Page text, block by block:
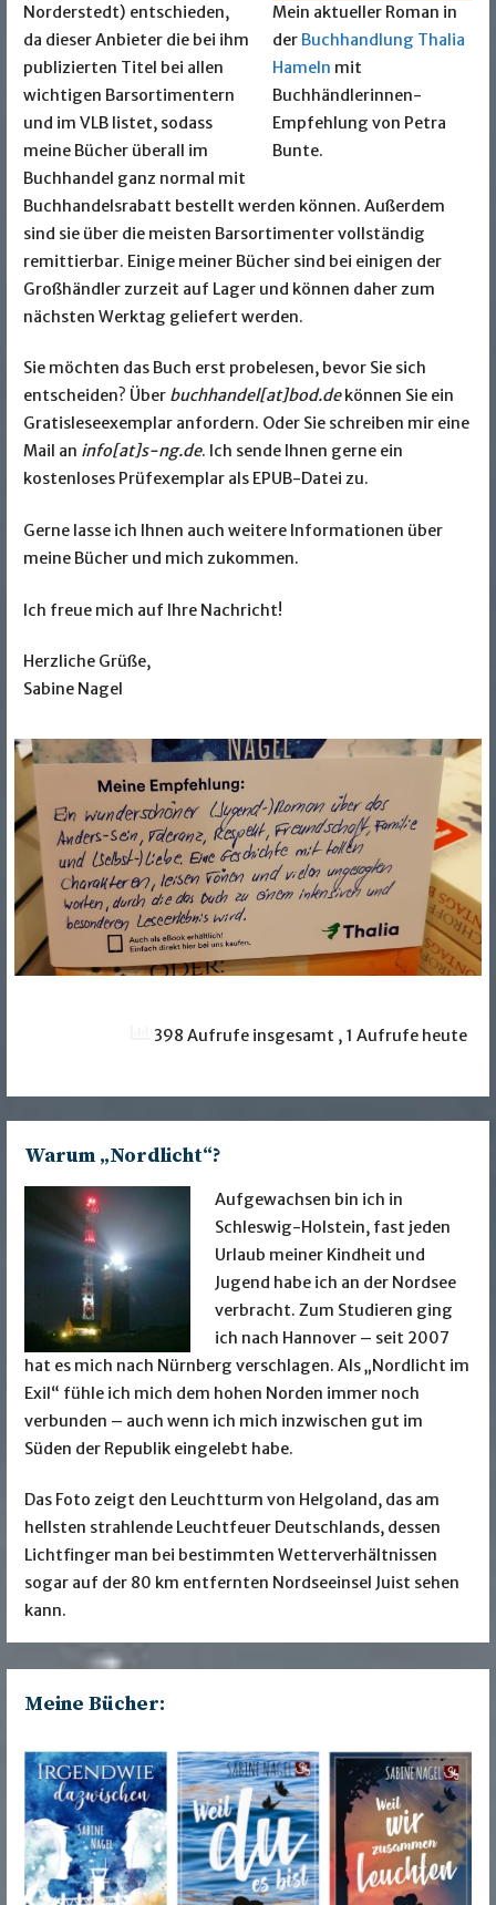
Mein aktueller Roman in
der Buchhandlung Thalia
Hameln mit
Buchhändlerinnen-
Empfehlung von Petra
Bunte.
Norderstedt) entschieden,
da dieser Anbieter die bei ihm
publizierten Titel bei allen
wichtigen Barsortimentern
und im VLB listet, sodass
meine Bücher überall im
Buchhandel ganz normal mit
Buchhandelsrabatt bestellt werden können. Außerdem
sind sie über die meisten Barsortimenter vollständig
remittierbar. Einige meiner Bücher sind bei einigen der
Großhändler zurzeit auf Lager und können daher zum
nächsten Werktag geliefert werden.
Sie möchten das Buch erst probelesen, bevor Sie sich
entscheiden? Über buchhandel[at]bod.dekönnen Sie ein
Gratisleseexemplar anfordern. Oder Sie schreiben mir eine
Mail an info[at]s-ng.de. Ich sende Ihnen gerne ein
kostenloses Prüfexemplar als EPUB-Datei zu.
Gerne lasse ich Ihnen auch weitere Informationen über
meine Bücher und mich zukommen.
Ich freue mich auf Ihre Nachricht!
Herzliche Grüße,
Sabine Nagel
398 Aufrufe insgesamt , 1 Aufrufe heute
Warum „Nordlicht“?
Aufgewachsen bin ich in
Schleswig-Holstein, fast jeden
Urlaub meiner Kindheit und
Jugend habe ich an der Nordsee
verbracht. Zum Studieren ging
ich nach Hannover – seit 2007
hat es mich nach Nürnberg verschlagen. Als „Nordlicht im
Exil“ fühle ich mich dem hohen Norden immer noch
verbunden – auch wenn ich mich inzwischen gut im
Süden der Republik eingelebt habe.
Das Foto zeigt den Leuchtturm von Helgoland, das am
hellsten strahlende Leuchtfeuer Deutschlands, dessen
Lichtfinger man bei bestimmten Wetterverhältnissen
sogar auf der 80 km entfernten Nordseeinsel Juist sehen
kann.
Meine Bücher: